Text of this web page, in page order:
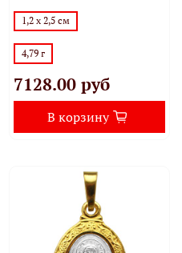
1,2 х 2,5 см
4,79 г
7128.00 руб
В корзину